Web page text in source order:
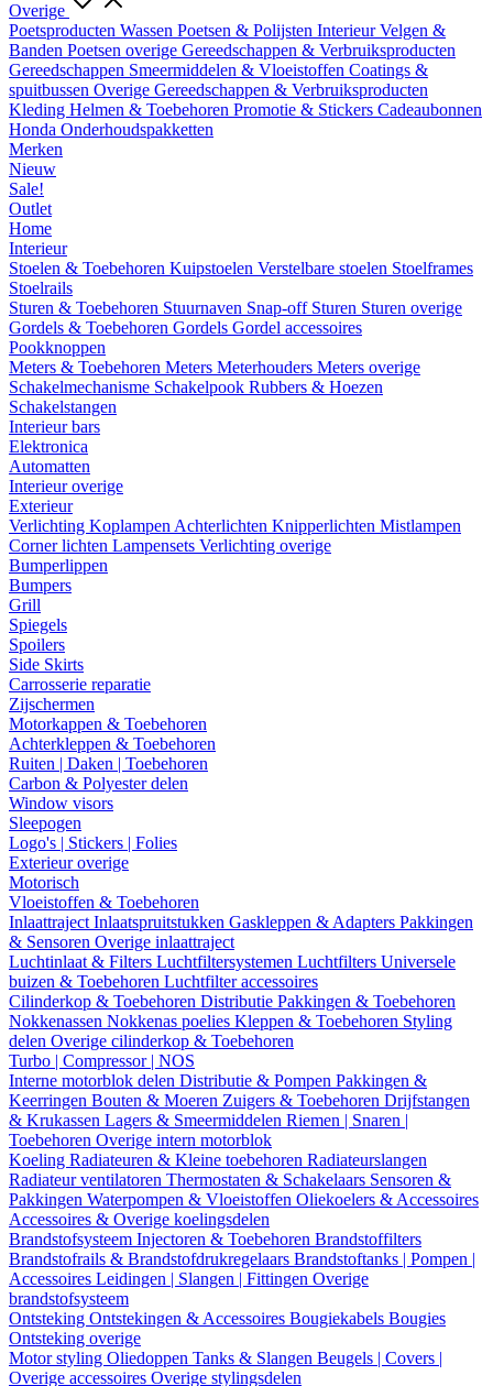
Overige
Poetsproducten Wassen Poetsen & Polijsten InterieurVelgen &
Banden Poetsen overige Gereedschappen & Verbruiksproducten
Gereedschappen Smeermiddelen & Vloeistoffen Coatings &
spuitbussen Overige Gereedschappen & Verbruiksproducten
Kleding Helmen & Toebehoren Promotie & Stickers Cadeaubonnen
Honda Onderhoudspakketten
Merken
Nieuw
Sale!
Outlet
Home
Interieur
Stoelen & Toebehoren Kuipstoelen Verstelbare stoelen Stoelframes
Stoelrails
Sturen & Toebehoren Stuurnaven Snap-off Sturen Sturen overige
Gordels & Toebehoren Gordels Gordel accessoires
Pookknoppen
Meters & Toebehoren Meters Meterhouders Meters overige
Schakelmechanisme Schakelpook Rubbers & Hoezen
Schakelstangen
Interieur bars
Elektronica
Automatten
Interieur overige
Exterieur
Verlichting Koplampen Achterlichten Knipperlichten Mistlampen
Corner lichten Lampensets Verlichting overige
Bumperlippen
Bumpers
Grill
Spiegels
Spoilers
Side Skirts
Carrosserie reparatie
Zijschermen
Motorkappen & Toebehoren
Achterkleppen & Toebehoren
Ruiten | Daken | Toebehoren
Carbon & Polyester delen
Window visors
Sleepogen
Logo's | Stickers | Folies
Exterieur overige
Motorisch
Vloeistoffen & Toebehoren
Inlaattraject Inlaatspruitstukken Gaskleppen & Adapters Pakkingen
& Sensoren Overige inlaattraject
Luchtinlaat & Filters Luchtfiltersystemen Luchtfilters Universele
buizen & Toebehoren Luchtfilter accessoires
Cilinderkop & Toebehoren Distributie Pakkingen & Toebehoren
Nokkenassen Nokkenas poelies Kleppen & Toebehoren Styling
delen Overige cilinderkop & Toebehoren
Turbo | Compressor | NOS
Interne motorblok delen Distributie & Pompen Pakkingen &
Keerringen Bouten & Moeren Zuigers & Toebehoren Drijfstangen
& Krukassen Lagers & Smeermiddelen Riemen | Snaren |
Toebehoren Overige intern motorblok
Koeling Radiateuren & Kleine toebehoren Radiateurslangen
Radiateur ventilatoren Thermostaten & Schakelaars Sensoren &
Pakkingen Waterpompen & Vloeistoffen Oliekoelers & Accessoires
Accessoires & Overige koelingsdelen
Brandstofsysteem Injectoren & Toebehoren Brandstoffilters
Brandstofrails & Brandstofdrukregelaars Brandstoftanks | Pompen |
Accessoires Leidingen | Slangen | Fittingen Overige
brandstofsysteem
Ontsteking Ontstekingen & Accessoires Bougiekabels Bougies
Ontsteking overige
Motor styling Oliedoppen Tanks & Slangen Beugels | Covers |
Overige accessoires Overige stylingsdelen